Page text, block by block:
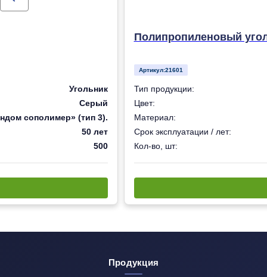
Угольник
Серый
сополимер» (тип 3).
50 лет
500
Полипропиленовый
Артикул:21601
Тип продукции:
Цвет:
Материал:
Срок эксплуатации / лет:
Кол-во, шт:
Продукция